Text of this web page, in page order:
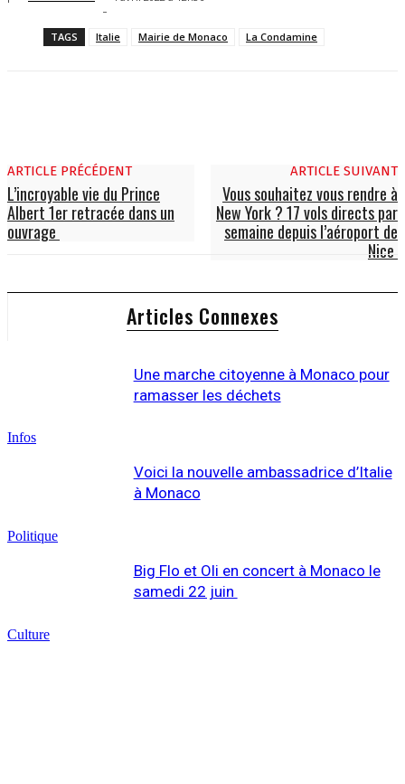
-
TAGS Italie Mairie de Monaco La Condamine
ARTICLE PRÉCÉDENT
L’incroyable vie du Prince
Albert 1er retracée dans un
ouvrage
ARTICLE SUIVANT
Vous souhaitez vous rendre à
New York ? 17 vols directs par
semaine depuis l’aéroport de
Nice
Articles Connexes
Infos
Une marche citoyenne à Monaco pour
ramasser les déchets
Politique
Voici la nouvelle ambassadrice d’Italie
à Monaco
Culture
Big Flo et Oli en concert à Monaco le
samedi 22 juin